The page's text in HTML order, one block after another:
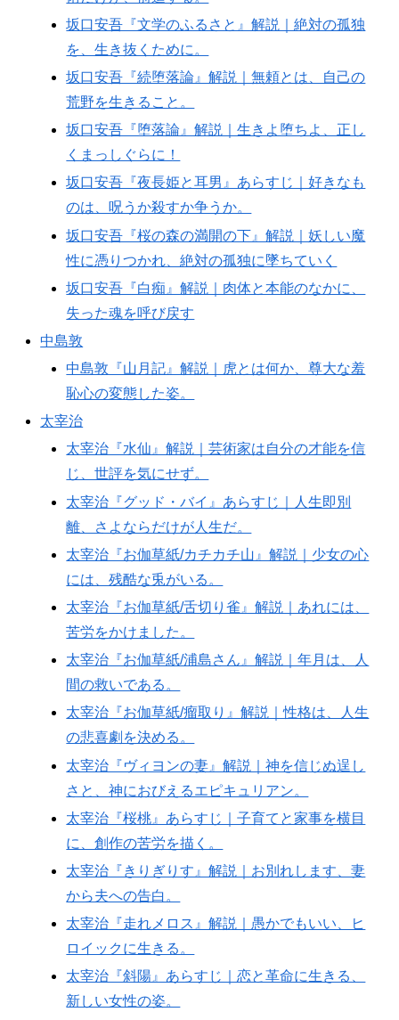
坂口安吾『文学のふるさと』解説｜絶対の孤独
を、生き抜くために。
坂口安吾『続堕落論』解説｜無頼とは、自己の
荒野を生きること。
坂口安吾『堕落論』解説｜生きよ堕ちよ、正し
くまっしぐらに！
坂口安吾『夜長姫と耳男』あらすじ｜好きなも
のは、呪うか殺すか争うか。
坂口安吾『桜の森の満開の下』解説｜妖しい魔
性に憑りつかれ、絶対の孤独に墜ちていく
坂口安吾『白痴』解説｜肉体と本能のなかに、
失った魂を呼び戻す
中島敦
中島敦『山月記』解説｜虎とは何か、尊大な羞
恥心の変態した姿。
太宰治
太宰治『水仙』解説｜芸術家は自分の才能を信
じ、世評を気にせず。
太宰治『グッド・バイ』あらすじ｜人生即別
離、さよならだけが人生だ。
太宰治『お伽草紙/カチカチ山』解説｜少女の心
には、残酷な兎がいる。
太宰治『お伽草紙/舌切り雀』解説｜あれには、
苦労をかけました。
太宰治『お伽草紙/浦島さん』解説｜年月は、人
間の救いである。
太宰治『お伽草紙/瘤取り』解説｜性格は、人生
の悲喜劇を決める。
太宰治『ヴィヨンの妻』解説｜神を信じぬ逞し
さと、神におびえるエピキュリアン。
太宰治『桜桃』あらすじ｜子育てと家事を横目
に、創作の苦労を描く。
太宰治『きりぎりす』解説｜お別れします、妻
から夫への告白。
太宰治『走れメロス』解説｜愚かでもいい、ヒ
ロイックに生きる。
太宰治『斜陽』あらすじ｜恋と革命に生きる、
新しい女性の姿。